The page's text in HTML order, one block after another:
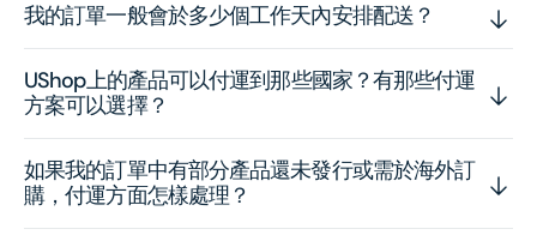
我的訂單一般會於多少個工作天內安排配送？
UShop上的產品可以付運到那些國家？有那些付運
方案可以選擇？
如果我的訂單中有部分產品還未發行或需於海外訂
購，付運方面怎樣處理？